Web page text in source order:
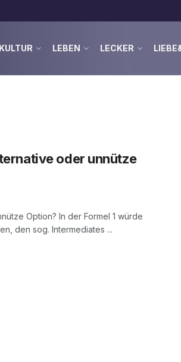
KULTUR LEBEN LECKER
oder unnütze
Option? In der Formel 1 würde
den sog. Intermediates ...